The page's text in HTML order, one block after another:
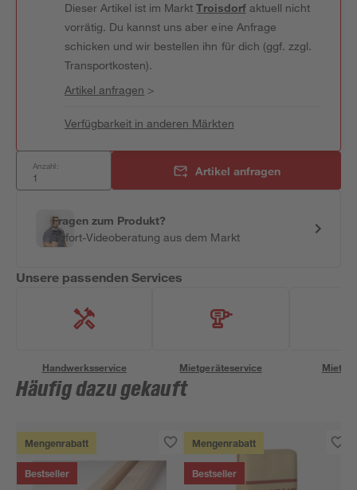
Dieser Artikel ist im MarktTroisdorfaktuell nicht
vorrätig. Du kannst uns aber eine Anfrage
schicken und wir bestellen ihn für dich (ggf. zzgl.
Transportkosten).
Artikel anfragen >
Verfügbarkeit in anderen Märkten
Anzahl: Artikel anfragen
Fragen zum Produkt?
Sofort-Videoberatung aus dem Markt
Unsere passenden Services
Handwerksservice Mietgeräteservice
Häufig dazu gekauft
Mengenrabatt
Bestseller
Mengenrabatt
Bestseller